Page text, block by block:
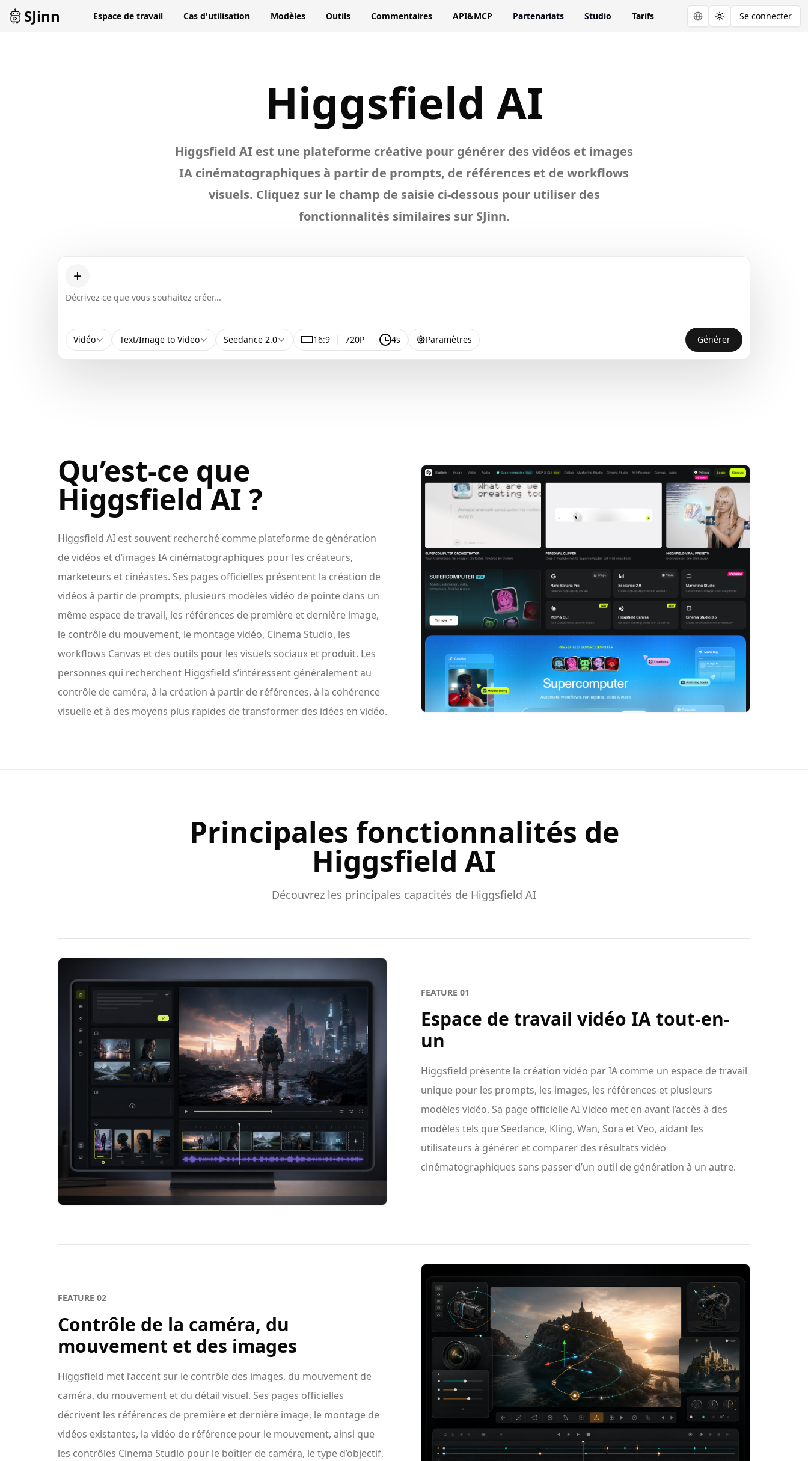
SJinn Espace de travail Cas d'utilisation Modèles Outils Commentaires API&MCP Partenariats Studio Tarifs Toggle theme
Se connecter
ExploreHiggsfield
AI
Higgsfield AI
Higgsfield AI est une plateforme créative pour générer des vidéos et images
IA cinématographiques à partir de prompts, de références et de workflows
visuels. Cliquez sur le champ de saisie ci-dessous pour utiliser des
fonctionnalités similaires sur SJinn.
+
Vidéo Text/Image to Video Seedance 2.0 16:9 720P 4s Paramètres Générer
Qu’est-ce que
Higgsfield AI ?
Higgsfield AI est souvent recherché comme plateforme de génération
de vidéos et d’images IA cinématographiques pour les créateurs,
marketeurs et cinéastes. Ses pages officielles présentent la création de
vidéos à partir de prompts, plusieurs modèles vidéo de pointe dans un
même espace de travail, les références de première et dernière image,
le contrôle du mouvement, le montage vidéo, Cinema Studio, les
workflows Canvas et des outils pour les visuels sociaux et produit. Les
personnes qui recherchent Higgsfield s’intéressent généralement au
contrôle de caméra, à la création à partir de références, à la cohérence
visuelle et à des moyens plus rapides de transformer des idées en vidéo.
Principales fonctionnalités de
Higgsfield AI
Découvrez les principales capacités de Higgsfield AI
FEATURE 01
Espace de travail vidéo IA tout-en-
un
Higgsfield présente la création vidéo par IA comme un espace de travail
unique pour les prompts, les images, les références et plusieurs
modèles vidéo. Sa page officielle AI Video met en avant l’accès à des
modèles tels que Seedance, Kling, Wan, Sora et Veo, aidant les
utilisateurs à générer et comparer des résultats vidéo
cinématographiques sans passer d’un outil de génération à un autre.
FEATURE 02
Contrôle de la caméra, du
mouvement et des images
Higgsfield met l’accent sur le contrôle des images, du mouvement de
caméra, du mouvement et du détail visuel. Ses pages officielles
décrivent les références de première et dernière image, le montage de
vidéos existantes, la vidéo de référence pour le mouvement, ainsi que
les contrôles Cinema Studio pour le boîtier de caméra, le type d’objectif,